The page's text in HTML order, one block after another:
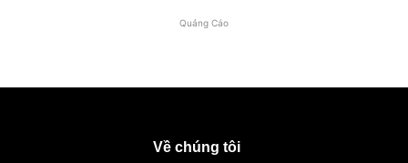
Quảng Cáo
Về chúng tôi